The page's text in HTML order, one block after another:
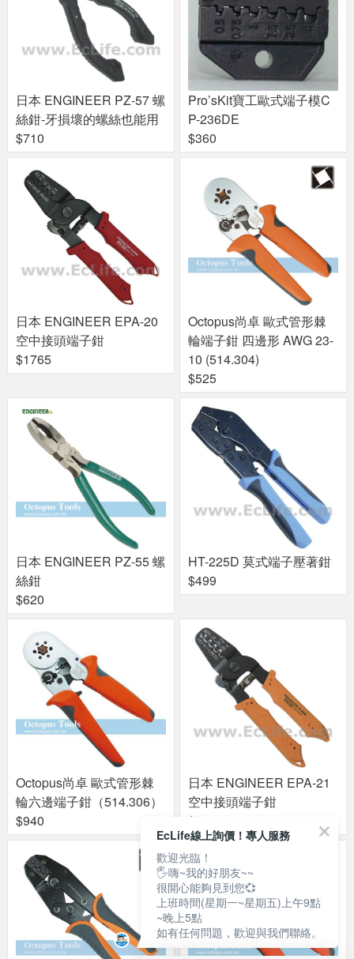
日本 ENGINEER PZ-57 螺
絲鉗-牙損壞的螺絲也能用
$710
Pro’sKit寶工歐式端子模C
P-236DE
$360
日本 ENGINEER EPA-20
空中接頭端子鉗
$1765
Octopus尚卓 歐式管形棘
輪端子鉗 四邊形 AWG 23-
10 (514.304)
$525
日本 ENGINEER PZ-55 螺
絲鉗
$620
HT-225D 莫式端子壓著鉗
$499
Octopus尚卓 歐式管形棘
輪六邊端子鉗（514.306）
$940
日本 ENGINEER EPA-21
空中接頭端子鉗
$1820
EcLife線上詢價！專人服務
歡迎光臨！
🖐嗨~我的好朋友~~
很開心能夠見到您💞
上班時間(星期一~星期五)上午9點
~晚上5點
如有任何問題，歡迎與我們聯絡。